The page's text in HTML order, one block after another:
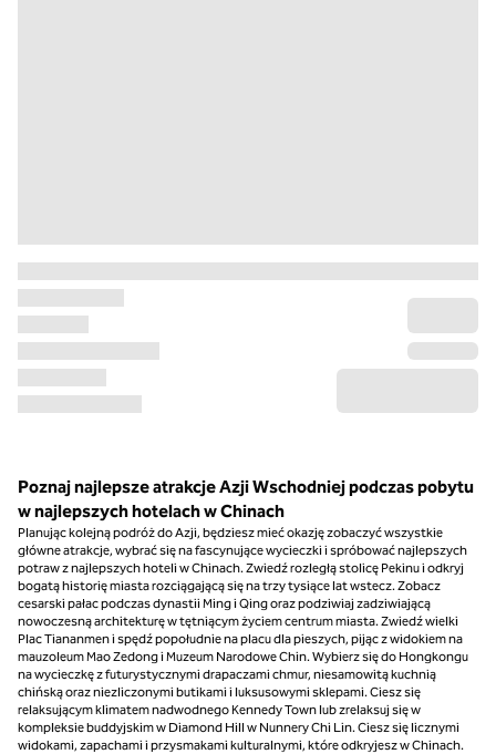
Poznaj najlepsze atrakcje Azji Wschodniej podczas pobytu
w najlepszych hotelach w Chinach
Planując kolejną podróż do Azji, będziesz mieć okazję zobaczyć wszystkie
główne atrakcje, wybrać się na fascynujące wycieczki i spróbować najlepszych
potraw z najlepszych hoteli w Chinach. Zwiedź rozległą stolicę Pekinu i odkryj
bogatą historię miasta rozciągającą się na trzy tysiące lat wstecz. Zobacz
cesarski pałac podczas dynastii Ming i Qing oraz podziwiaj zadziwiającą
nowoczesną architekturę w tętniącym życiem centrum miasta. Zwiedź wielki
Plac Tiananmen i spędź popołudnie na placu dla pieszych, pijąc z widokiem na
mauzoleum Mao Zedong i Muzeum Narodowe Chin. Wybierz się do Hongkongu
na wycieczkę z futurystycznymi drapaczami chmur, niesamowitą kuchnią
chińską oraz niezliczonymi butikami i luksusowymi sklepami. Ciesz się
relaksującym klimatem nadwodnego Kennedy Town lub zrelaksuj się w
kompleksie buddyjskim w Diamond Hill w Nunnery Chi Lin. Ciesz się licznymi
widokami, zapachami i przysmakami kulturalnymi, które odkryjesz w Chinach.